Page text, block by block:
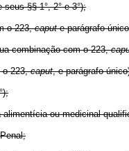
seus §§ 1°, 2° e 3°);
o 223,capute parágrafo
combinação com o 223,
o 223,caput, e parágrafo
ou medicinal